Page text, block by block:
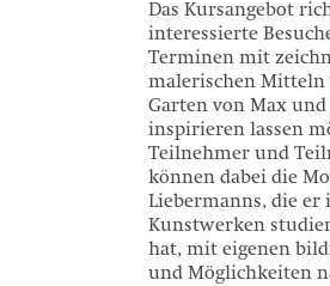
Das Kursangebot
interessierte
Terminen mit
malerischen
Garten von Max
inspirieren lassen
Teilnehmer und
können dabei die
Liebermanns, die
Kunstwerken
hat, mit eigenen
und Möglichkeiten